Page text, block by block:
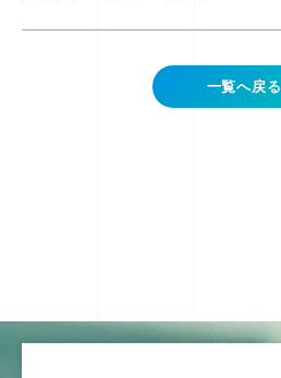
一覧へ戻る